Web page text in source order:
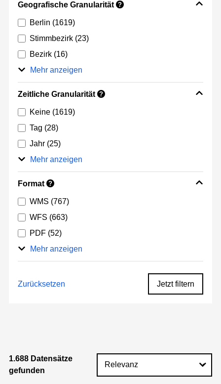
Geografische Granularität ?
Berlin (1619)
Stimmbezirk (23)
Bezirk (16)
Mehr anzeigen
Zeitliche Granularität ?
Keine (1619)
Tag (28)
Jahr (25)
Mehr anzeigen
Format ?
WMS (767)
WFS (663)
PDF (52)
Mehr anzeigen
Zurücksetzen Jetzt filtern
1.688 Datensätze
gefunden